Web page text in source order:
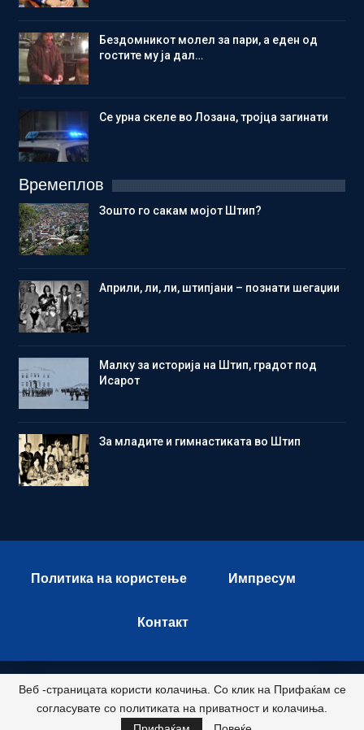
Бездомникот молел за пари, а еден од
гостите му ја дал…
Се урна скеле во Лозана, тројца загинати
Времеплов
Зошто го сакам мојот Штип?
Aприли, ли, ли, штипјани – познати шегаџии
Малку за историја на Штип, градот под
Исарот
Зa младите и гимнастиката во Штип
Политика на користење Импресум
Контакт
© 2026 - Istok Press. All Rights Reserved.
Развиено и хостирано од
Веб -страницата користи колачиња. Со клик на Прифаќам се
согласувате со политиката на приватност и колачиња.